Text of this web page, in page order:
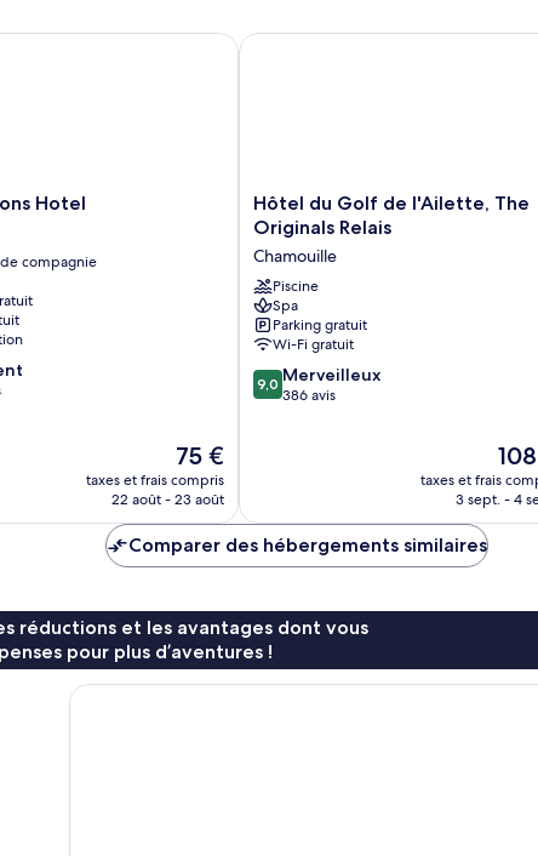
place
Chambre
Hotel
compagnie
Le
nouveau
prix
de
75 €
taxes et frais compris
22 août - 23 août
Hotel
Hôtel
du
Golf
de
l'Ailette,
The
Originals
Relais
Chamouille
Hôtel du Golf de l'Ailette, The
Originals Relais
Chamouille
Piscine
Spa
Parking gratuit
Wi-Fi gratuit
9.0
sur
9,0 Merveilleux
386 avis
Le
prix
taxes et frais
3 sept. - 4
Hôtel du Golf de l'Ailette, The
Comparer des hébergements similaires
réductions et les avantages dont vous
pour plus d’aventures !